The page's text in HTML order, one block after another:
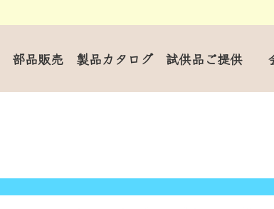
部品販売 製品カタログ 試供品ご提供